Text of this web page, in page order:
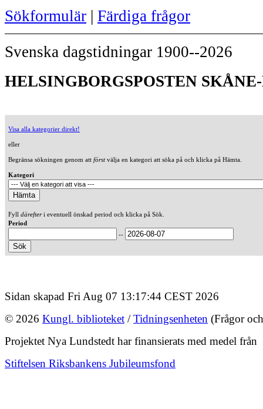
Sökformulär | Färdiga frågor
Svenska dagstidningar 1900--2026
HELSINGBORGSPOSTEN
Visa alla kategorier direkt!
eller
Begränsa sökningen genom att förstvälja en kategori att söka på och klicka på Hämta.
Kategori
Fyll därefteri eventuell önskad period och klicka på Sök.
Period
--
Sidan skapad Fri Aug 07 13:17:44 CEST 2026
© 2026 Kungl. biblioteket /Tidningsenheten (Frågor
Projektet Nya Lundstedt har finansierats med medel från
Stiftelsen Riksbankens Jubileumsfond